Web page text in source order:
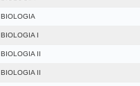
BIOLOGIA
BIOLOGIA I
BIOLOGIA II
BIOLOGIA II